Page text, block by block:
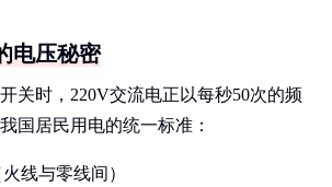
电压秘密
关时，220V交流电正以每秒50次的频
国居民用电的统一标准：
线与零线间）